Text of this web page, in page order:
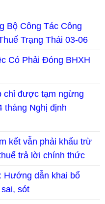
Bộ Công Tác Công
Trạng Thái 03-06
Có Phải Đóng BHXH
chỉ được tạm ngừng
tháng Nghị định
kết vẫn phải khấu trừ
trả lời chính thức
Hướng dẫn khai bổ
sót